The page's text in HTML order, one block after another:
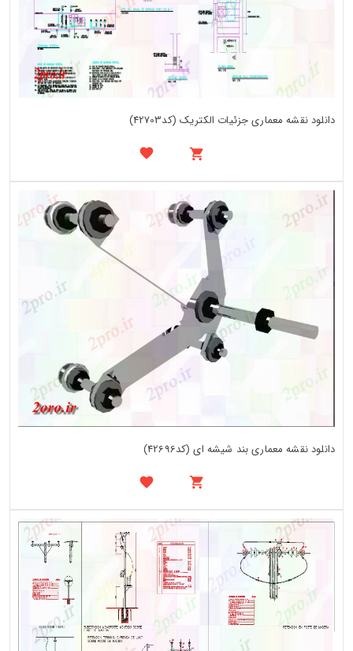
دانلود نقشه معماری جزئیات الکتریک (کد42703)
دانلود نقشه معماری بند شیشه ای (کد42696)